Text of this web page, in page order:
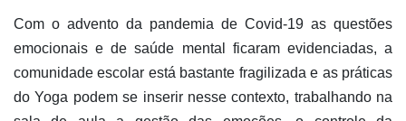
Com o advento da pandemia de Covid-19 as questões
emocionais e de saúde mental ficaram evidenciadas, a
comunidade escolar está bastante fragilizada e as práticas
do Yoga podem se inserir nesse contexto, trabalhando na